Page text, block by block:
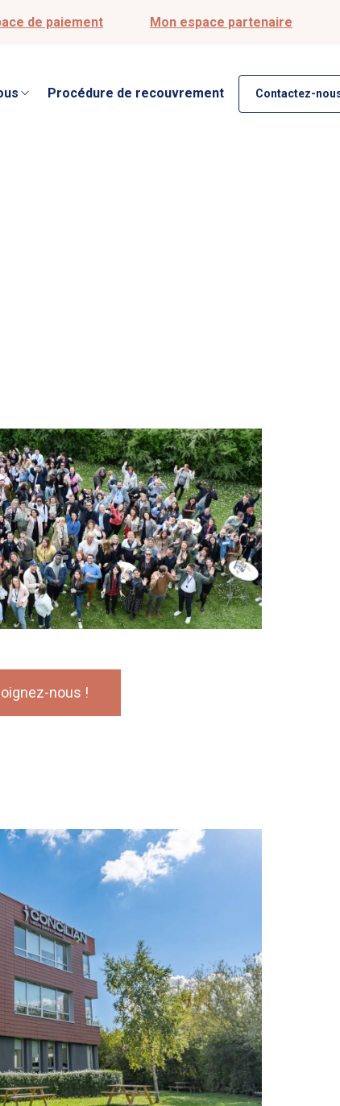
de paiement Mon espace partenaire
Procédure de recouvrement Contactez-
nous !